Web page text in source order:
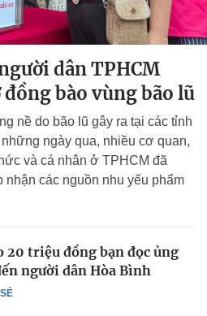
dân TPHCM
bào vùng bão lũ
nề do bão lũ gây ra tại các tỉnh
ngày qua, nhiều cơ quan,
và cá nhân ở TPHCM đã
nhận các nguồn nhu yếu phẩm
20 triệu đồng bạn đọc ủng
người dân Hòa Bình